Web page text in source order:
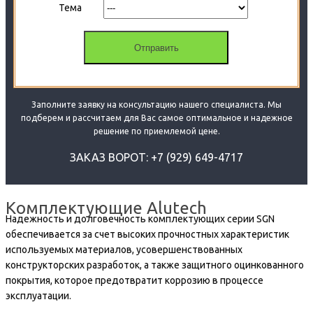
Тема
Заполните заявку на консультацию нашего специалиста. Мы
подберем и рассчитаем для Вас самое оптимальное и надежное
решение по приемлемой цене.
ЗАКАЗ ВОРОТ: +7 (929) 649-4717
Комплектующие Alutech
Надежность и долговечность комплектующих серии SGN
обеспечивается за счет высоких прочностных характеристик
используемых материалов, усовершенствованных
конструкторских разработок, а также защитного оцинкованного
покрытия, которое предотвратит коррозию в процессе
эксплуатации.